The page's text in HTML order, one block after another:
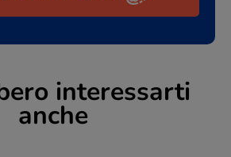
interessarti
anche